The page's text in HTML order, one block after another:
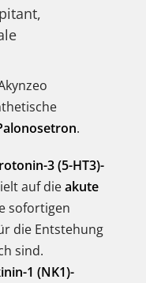
.
3 (5-HT3)-
auf dieakute
sofortigen
die Entstehung
sind.
1 (NK1)-